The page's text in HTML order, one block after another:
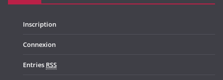
Inscription
Connexion
Entries RSS